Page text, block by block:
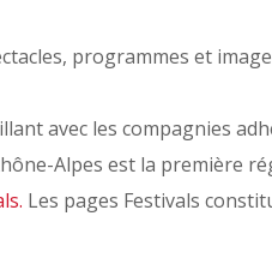
programmes et
avec les compagnies
Alpes est la première
. Les pages Festivals